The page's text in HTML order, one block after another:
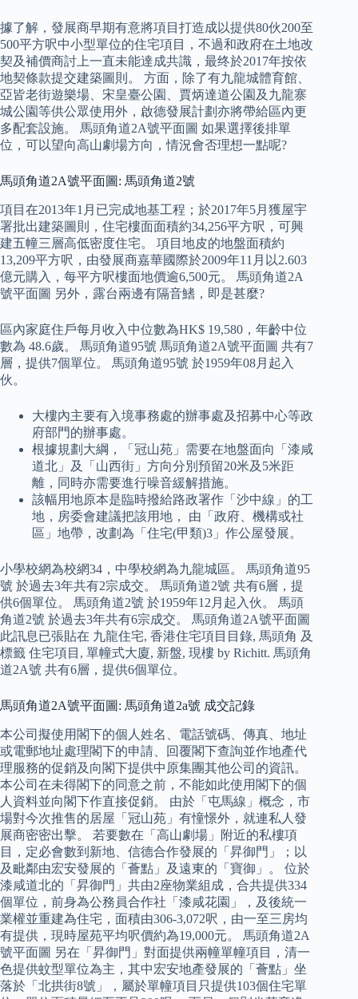
據了解，發展商早期有意將項目打造成以提供80伙200至
500平方呎中小型單位的住宅項目，不過和政府在土地改
契及補價商討上一直未能達成共識，最终於2017年按依
地契條款提交建築圖則。 方面，除了有九龍城體育館、
亞皆老街遊樂場、宋皇臺公園、賈炳達道公園及九龍寨
城公園等供公眾使用外，啟德發展計劃亦將帶給區內更
多配套設施。 馬頭角道2A號平面圖 如果選擇後排單
位，可以望向高山劇場方向，情況會否理想一點呢?
馬頭角道2A號平面圖: 馬頭角道2號
項目在2013年1月已完成地基工程；於2017年5月獲屋宇
署批出建築圖則，住宅樓面面積約34,256平方呎，可興
建五幢三層高低密度住宅。 項目地皮的地盤面積約
13,209平方呎，由發展商嘉華國際於2009年11月以2.603
億元購入，每平方呎樓面地價逾6,500元。 馬頭角道2A
號平面圖 另外，露台兩邊有隔音鰭，即是甚麼?
區內家庭住戶每月收入中位數為HK$ 19,580，年齡中位
數為 48.6歲。 馬頭角道95號 馬頭角道2A號平面圖 共有7
層，提供7個單位。 馬頭角道95號 於1959年08月起入
伙。
大樓內主要有入境事務處的辦事處及招募中心等政
府部門的辦事處。
根據規劃大綱，「冠山苑」需要在地盤面向「漆咸
道北」及「山西街」方向分別預留20米及5米距
離，同時亦需要進行噪音緩解措施。
該幅用地原本是臨時撥給路政署作「沙中線」的工
地，房委會建議把該用地， 由「政府、機構或社
區」地帶，改劃為「住宅(甲類)3」作公屋發展。
小學校網為校網34，中學校網為九龍城區。 馬頭角道95
號 於過去3年共有2宗成交。 馬頭角道2號 共有6層，提
供6個單位。 馬頭角道2號 於1959年12月起入伙。 馬頭
角道2號 於過去3年共有6宗成交。 馬頭角道2A號平面圖
此訊息已張貼在 九龍住宅, 香港住宅項目目錄, 馬頭角 及
標籤 住宅項目, 單幢式大廈, 新盤, 現樓 by Richitt. 馬頭角
道2A號 共有6層，提供6個單位。
馬頭角道2A號平面圖: 馬頭角道2a號 成交記錄
本公司擬使用閣下的個人姓名、電話號碼、傳真、地址
或電郵地址處理閣下的申請、回覆閣下查詢並作地產代
理服務的促銷及向閣下提供中原集團其他公司的資訊。
本公司在未得閣下的同意之前，不能如此使用閣下的個
人資料並向閣下作直接促銷。 由於「屯馬線」概念，市
場對今次推售的居屋「冠山苑」有憧憬外，就連私人發
展商密密出擊。 若要數在「高山劇場」附近的私樓項
目，定必會數到新地、信德合作發展的「昇御門」；以
及毗鄰由宏安發展的「薈點」及遠東的「寶御」。 位於
漆咸道北的「昇御門」共由2座物業組成，合共提供334
個單位，前身為公務員合作社「漆咸花園」，及後統一
業權並重建為住宅，面積由306-3,072呎，由一至三房均
有提供，現時屋苑平均呎價約為19,000元。 馬頭角道2A
號平面圖 另在「昇御門」對面提供兩幢單幢項目，清一
色提供蚊型單位為主，其中宏安地產發展的「薈點」坐
落於「北拱街8號」，屬於單幢項目只提供103個住宅單